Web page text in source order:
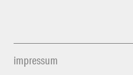
impressum